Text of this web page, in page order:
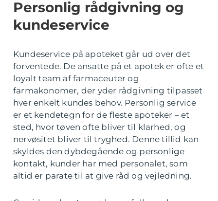
Personlig rådgivning og
kundeservice
Kundeservice på apoteket går ud over det
forventede. De ansatte på et apotek er ofte et
loyalt team af farmaceuter og
farmakonomer, der yder rådgivning tilpasset
hver enkelt kundes behov. Personlig service
er et kendetegn for de fleste apoteker – et
sted, hvor tøven ofte bliver til klarhed, og
nervøsitet bliver til tryghed. Denne tillid kan
skyldes den dybdegående og personlige
kontakt, kunder har med personalet, som
altid er parate til at give råd og vejledning.